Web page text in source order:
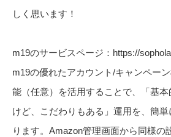
しく思います！
m19のサービスページ： https://
m19の優れたアカウント/キャンペー
能（任意）を活用することで、「基
けど、こだわりもある」運用を、簡
ります。Amazon管理画面から同様の